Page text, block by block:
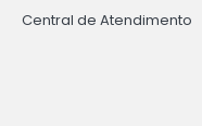
Central de Atendimento